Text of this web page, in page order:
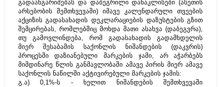
გადაანგარიშებას და დაბეგრილი დანაკლისები (ასეთის
არსებობის შემთხვევაში) იმავე კალენდარული თვეების
აქციზის გადასახადის დეკლარაციების დაზუსტების გზით
შემცირებას, რომლებშიც მოხდა მათი ასახვა (დაბეგვრა),
თუ გამოვლინდება, რომ გადასახადის გადამხდელის
მიერ შესაბამის საქონლის ნიშანდების (დაკვრის)
პროცესში დაზიანებული მარკების ჯამი, არ აჭარბებს
მიმდინარე წლის განმავლობაში ამავე პირის მიერ ამავე
საქონლის ნაწილში აქტივირებული მარკების ჯამის:
გ.ა) 0,1%-ს - ხელით ნიშანდების შემთხვევაში